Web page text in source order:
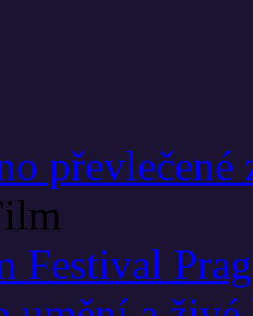
převlečené
Festival